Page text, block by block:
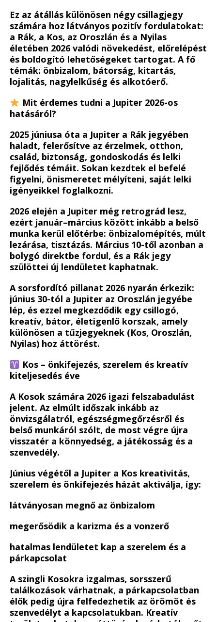
Ez az átállás különösen négy csillagjegy
számára hoz látványos pozitív fordulatokat:
a Rák, a Kos, az Oroszlán és a Nyilas
életében 2026 valódi növekedést, előrelépést
és boldogító lehetőségeket tartogat. A fő
témák: önbizalom, bátorság, kitartás,
lojalitás, nagylelkűség és alkotóerő.
Mit érdemes tudni a Jupiter 2026-os
hatásáról?
2025 júniusa óta a Jupiter a Rák jegyében
haladt, felerősítve az érzelmek, otthon,
család, biztonság, gondoskodás és lelki
fejlődés témáit. Sokan kezdtek el befelé
figyelni, önismeretet mélyíteni, saját lelki
igényeikkel foglalkozni.
2026 elején a Jupiter még retrográd lesz,
ezért január–március között inkább a belső
munka kerül előtérbe: önbizalomépítés, múlt
lezárása, tisztázás. Március 10-től azonban a
bolygó direktbe fordul, és a Rák jegy
szülöttei új lendületet kaphatnak.
A sorsfordító pillanat 2026 nyarán érkezik:
június 30-tól a Jupiter az Oroszlán jegyébe
lép, és ezzel megkezdődik egy csillogó,
kreatív, bátor, életigenlő korszak, amely
különösen a tűzjegyeknek (Kos, Oroszlán,
Nyilas) hoz áttörést.
Kos – önkifejezés, szerelem és kreatív
kiteljesedés éve
A Kosok számára 2026 igazi felszabadulást
jelent. Az elmúlt időszak inkább az
önvizsgálatról, egészségmegőrzésről és
belső munkáról szólt, de most végre újra
visszatér a könnyedség, a játékosság és a
szenvedély.
Június végétől a Jupiter a Kos kreativitás,
szerelem és önkifejezés házát aktiválja, így:
látványosan megnő az önbizalom
megerősödik a karizma és a vonzerő
hatalmas lendületet kap a szerelem és a
párkapcsolat
A szingli Kosokra izgalmas, sorsszerű
találkozások várhatnak, a párkapcsolatban
élők pedig újra felfedezhetik az örömöt és
szenvedélyt a kapcsolatukban. Kreatív